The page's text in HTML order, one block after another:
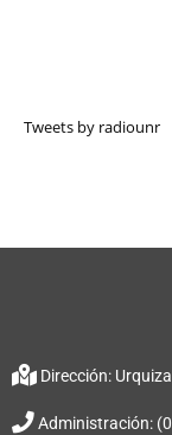
Tweets by radiounr
Dirección:
Administración: